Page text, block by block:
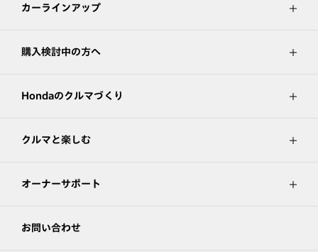
カーラインアップ
購入検討中の方へ
Hondaのクルマづくり
クルマと楽しむ
オーナーサポート
お問い合わせ